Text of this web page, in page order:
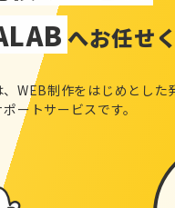
へお任せ
WEB制作をはじめとした
ートサービスです。